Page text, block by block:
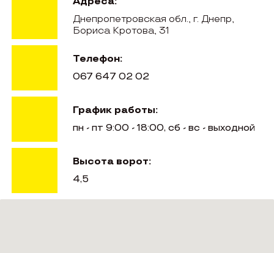
Днепропетровская обл., г. Днепр,
Бориса Кротова, 31
Телефон:
067 647 02 02
График работы:
пн - пт 9:00 - 18:00, сб - вс - выходной
Высота ворот:
4,5